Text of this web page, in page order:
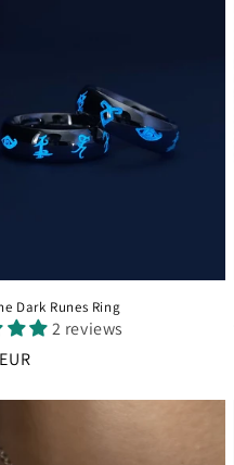
Dark Runes Ring
2 reviews